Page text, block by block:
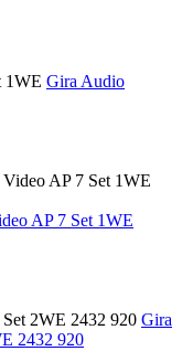
Gira Audio
AP 7 Set 1WE
Gira
2432 920